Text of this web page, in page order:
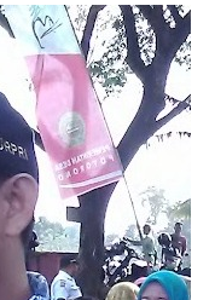
Kurikulum.